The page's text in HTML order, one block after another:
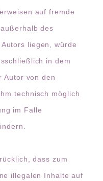
auf fremde
des
liegen, würde
in dem
Autor von den
technisch möglich
im Falle
dass zum
illegalen Inhalte auf